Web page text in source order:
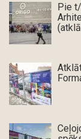
Pie